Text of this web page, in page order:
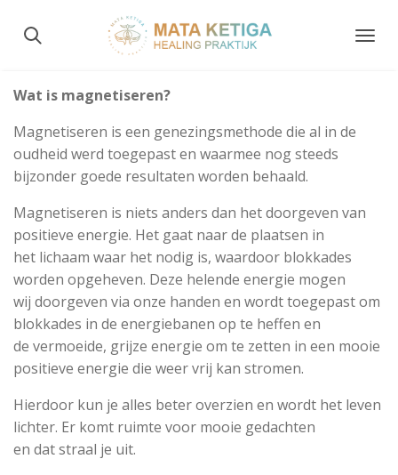
direct
hoofdinhoud
Wat is magnetiseren?
Magnetiseren is een genezingsmethode die al in de
oudheid werd toegepast en waarmee nog steeds
bijzonder goede resultaten worden behaald.
Magnetiseren is niets anders dan het doorgeven van
positieve energie. Het gaat naar de plaatsen in
het lichaam waar het nodig is, waardoor blokkades
worden opgeheven. Deze helende energie mogen
wij doorgeven via onze handen en wordt toegepast om
blokkades in de energiebanen op te heffen en
de vermoeide, grijze energie om te zetten in een mooie
positieve energie die weer vrij kan stromen.
Hierdoor kun je alles beter overzien en wordt het leven
lichter. Er komt ruimte voor mooie gedachten
en dat straal je uit.